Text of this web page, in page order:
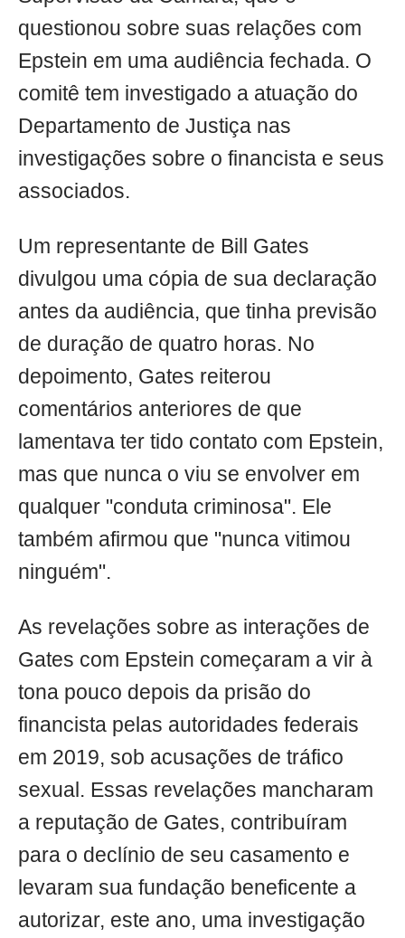
questionou sobre suas relações com
Epstein em uma audiência fechada. O
comitê tem investigado a atuação do
Departamento de Justiça nas
investigações sobre o financista e seus
associados.
Um representante de Bill Gates
divulgou uma cópia de sua declaração
antes da audiência, que tinha previsão
de duração de quatro horas. No
depoimento, Gates reiterou
comentários anteriores de que
lamentava ter tido contato com Epstein,
mas que nunca o viu se envolver em
qualquer "conduta criminosa". Ele
também afirmou que "nunca vitimou
ninguém".
As revelações sobre as interações de
Gates com Epstein começaram a vir à
tona pouco depois da prisão do
financista pelas autoridades federais
em 2019, sob acusações de tráfico
sexual. Essas revelações mancharam
a reputação de Gates, contribuíram
para o declínio de seu casamento e
levaram sua fundação beneficente a
autorizar, este ano, uma investigação